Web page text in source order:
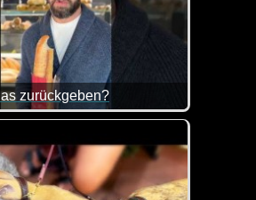
zurückgeben?
dann doch ganz anders ;-)